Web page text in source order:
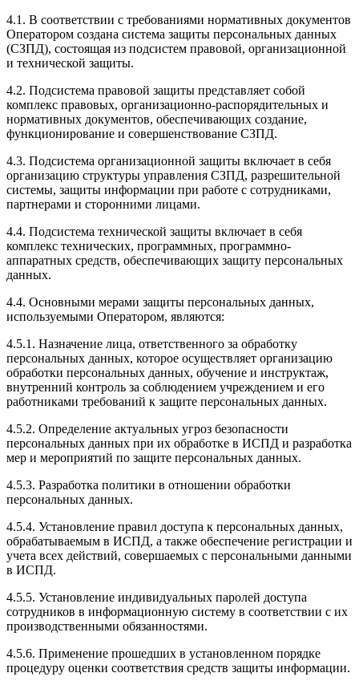
4.1. В соответствии с требованиями нормативных документов
Оператором создана система защиты персональных данных
(СЗПД), состоящая из подсистем правовой, организационной
и технической защиты.
4.2. Подсистема правовой защиты представляет собой
комплекс правовых, организационно-распорядительных и
нормативных документов, обеспечивающих создание,
функционирование и совершенствование СЗПД.
4.3. Подсистема организационной защиты включает в себя
организацию структуры управления СЗПД, разрешительной
системы, защиты информации при работе с сотрудниками,
партнерами и сторонними лицами.
4.4. Подсистема технической защиты включает в себя
комплекс технических, программных, программно-
аппаратных средств, обеспечивающих защиту персональных
данных.
4.4. Основными мерами защиты персональных данных,
используемыми Оператором, являются:
4.5.1. Назначение лица, ответственного за обработку
персональных данных, которое осуществляет организацию
обработки персональных данных, обучение и инструктаж,
внутренний контроль за соблюдением учреждением и его
работниками требований к защите персональных данных.
4.5.2. Определение актуальных угроз безопасности
персональных данных при их обработке в ИСПД и разработка
мер и мероприятий по защите персональных данных.
4.5.3. Разработка политики в отношении обработки
персональных данных.
4.5.4. Установление правил доступа к персональных данных,
обрабатываемым в ИСПД, а также обеспечение регистрации и
учета всех действий, совершаемых с персональными данными
в ИСПД.
4.5.5. Установление индивидуальных паролей доступа
сотрудников в информационную систему в соответствии с их
производственными обязанностями.
4.5.6. Применение прошедших в установленном порядке
процедуру оценки соответствия средств защиты информации.